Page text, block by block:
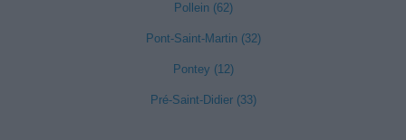
Pollein (62)
Pont-Saint-Martin (32)
Pontey (12)
Pré-Saint-Didier (33)